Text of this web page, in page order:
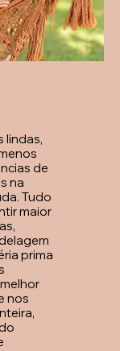
lindas,
de
na
Tudo
maior
prima
nos